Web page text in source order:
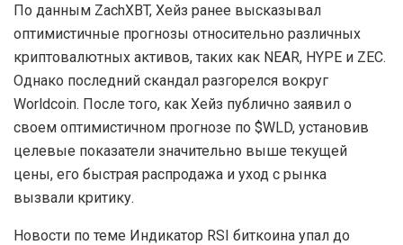
По данным ZachXBT, Хейз ранее высказывал
оптимистичные прогнозы относительно различных
криптовалютных активов, таких как NEAR, HYPE и ZEC.
Однако последний скандал разгорелся вокруг
Worldcoin. После того, как Хейз публично заявил о
своем оптимистичном прогнозе по $WLD, установив
целевые показатели значительно выше текущей
цены, его быстрая распродажа и уход с рынка
вызвали критику.
Новости по теме Индикатор RSI биткоина упал до